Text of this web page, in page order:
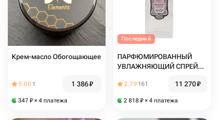
Крем-масло Обогощающее
5.00 1 1 386₽
347 ₽ × 4 платежа
Последний
ПАРФЮМИРОВАННЫЙ
УВЛАЖНЯЮЩИЙ СПРЕЙ
МЛ2.79 161 11 270₽
2 818 ₽ × 4 платежа